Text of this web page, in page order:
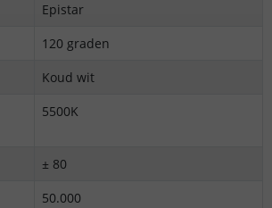
Epistar
120 graden
Koud wit
5500K
± 80
50.000